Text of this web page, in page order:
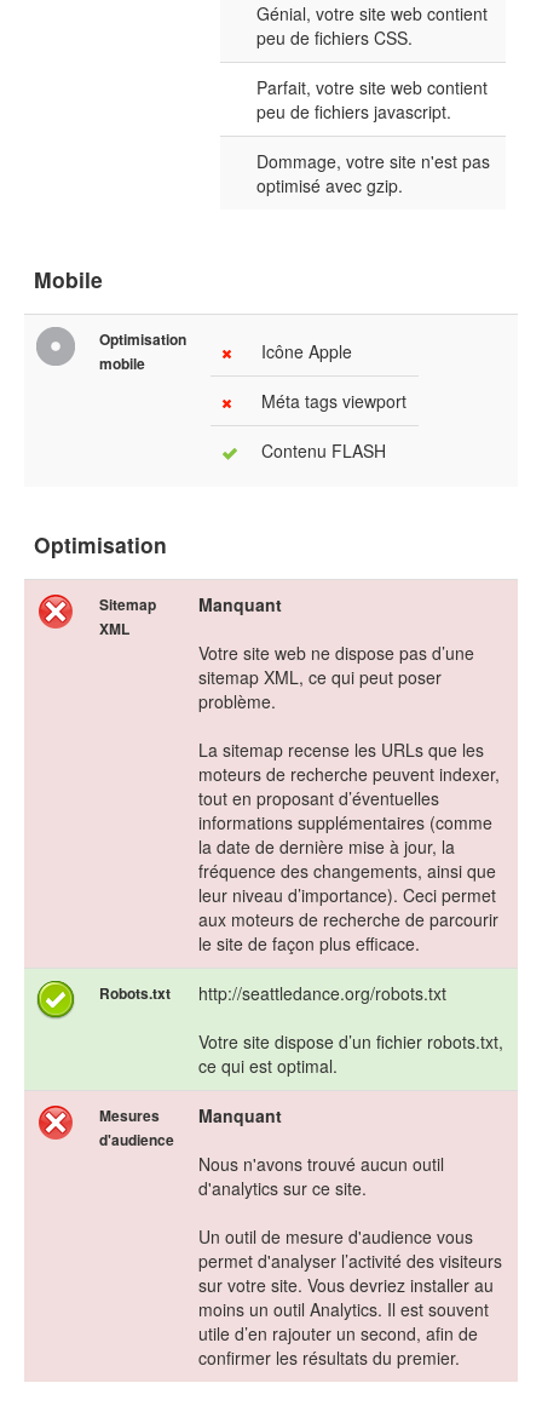
Génial, votre site web contient
peu de fichiers CSS.
Parfait, votre site web contient
peu de fichiers javascript.
Dommage, votre site n'est pas
optimisé avec gzip.
Mobile
Optimisation
mobile
Icône Apple
Méta tags viewport
Contenu FLASH
Optimisation
Sitemap
XML
Manquant
Votre site web ne dispose pas d’une
sitemap XML, ce qui peut poser
problème.
La sitemap recense les URLs que les
moteurs de recherche peuvent indexer,
tout en proposant d’éventuelles
informations supplémentaires (comme
la date de dernière mise à jour, la
fréquence des changements, ainsi que
leur niveau d’importance). Ceci permet
aux moteurs de recherche de parcourir
le site de façon plus efficace.
Robots.txt
http://seattledance.org/robots.txt
Votre site dispose d’un fichier robots.txt,
ce qui est optimal.
Mesures
d'audience
Manquant
Nous n'avons trouvé aucun outil
d'analytics sur ce site.
Un outil de mesure d'audience vous
permet d'analyser l’activité des visiteurs
sur votre site. Vous devriez installer au
moins un outil Analytics. Il est souvent
utile d’en rajouter un second, afin de
confirmer les résultats du premier.